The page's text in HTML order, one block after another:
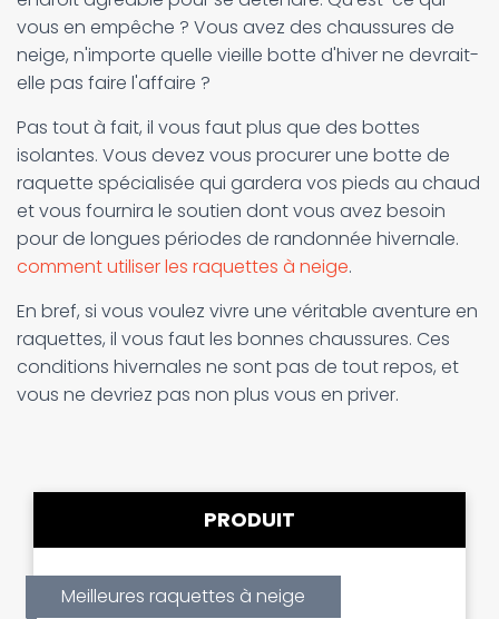
vous en empêche ? Vous avez des chaussures de
neige, n'importe quelle vieille botte d'hiver ne devrait-
elle pas faire l'affaire ?
Pas tout à fait, il vous faut plus que des bottes
isolantes. Vous devez vous procurer une botte de
raquette spécialisée qui gardera vos pieds au chaud
et vous fournira le soutien dont vous avez besoin
pour de longues périodes de randonnée hivernale.
comment utiliser les raquettes à neige.
En bref, si vous voulez vivre une véritable aventure en
raquettes, il vous faut les bonnes chaussures. Ces
conditions hivernales ne sont pas de tout repos, et
vous ne devriez pas non plus vous en priver.
PRODUIT
Meilleures raquettes à neige